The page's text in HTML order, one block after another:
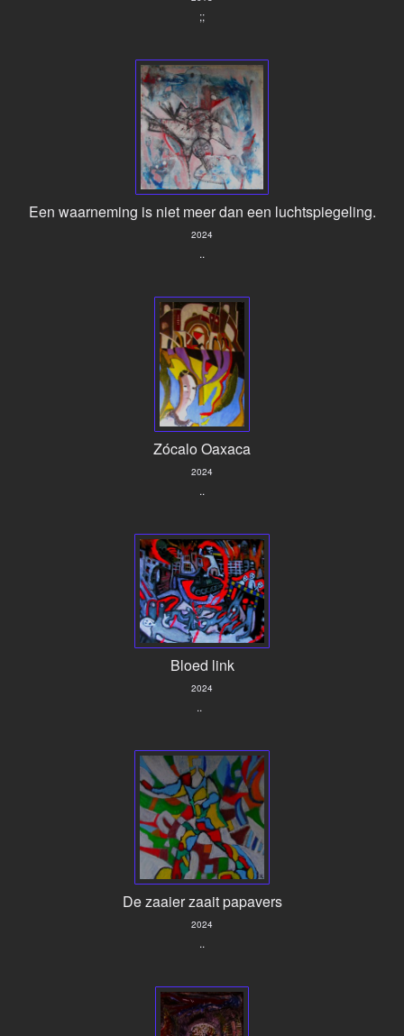
;;
Een waarneming is niet meer dan een luchtspiegeling.
2024
..
Zócalo Oaxaca
2024
..
Bloed link
2024
..
De zaaier zaait papavers
2024
..